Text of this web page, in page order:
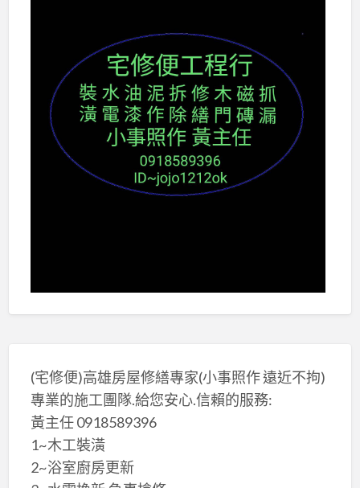
(宅修便)高雄房屋修繕專家(小事照作 遠近不拘)
專業的施工團隊.給您安心.信賴的服務:
黃主任 0918589396
1~木工裝潢
2~浴室廚房更新